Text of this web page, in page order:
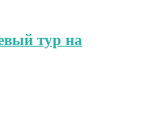
тур на